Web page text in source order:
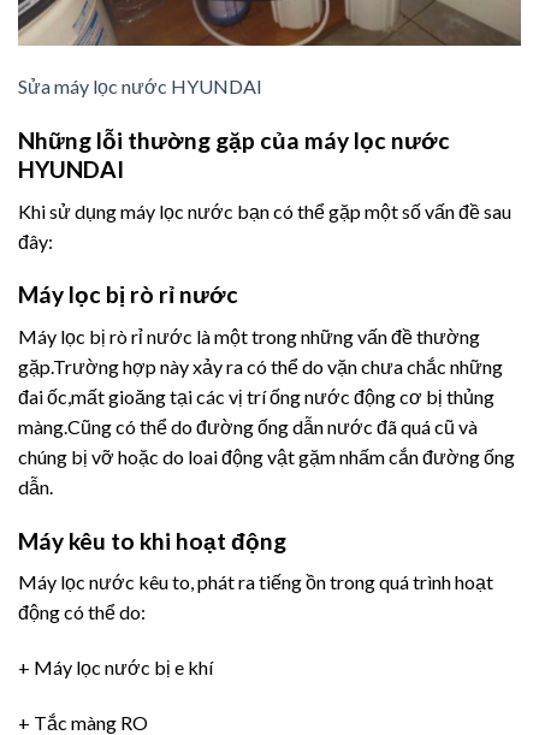
Sửa máy lọc nước HYUNDAI
Những lỗi thường gặp của máy lọc nước
HYUNDAI
Khi sử dụng máy lọc nước bạn có thể gặp một số vấn đề sau
đây:
Máy lọc bị rò rỉ nước
Máy lọc bị rò rỉ nước là một trong những vấn đề thường
gặp.Trường hợp này xảy ra có thể do vặn chưa chắc những
đai ốc,mất gioăng tại các vị trí ống nước động cơ bị thủng
màng.Cũng có thể do đường ống dẫn nước đã quá cũ và
chúng bị vỡ hoặc do loai động vật gặm nhấm cắn đường ống
dẫn.
Máy kêu to khi hoạt động
Máy lọc nước kêu to, phát ra tiếng ồn trong quá trình hoạt
động có thể do:
+ Máy lọc nước bị e khí
+ Tắc màng RO